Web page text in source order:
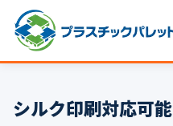
パレットサイズ
シルク印刷対応可能